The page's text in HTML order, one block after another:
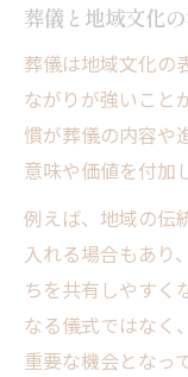
八王子で葬
八王子
葬儀地
八王子
地域文
八王子
葬儀と地域文化
葬儀は地域文化の
ながりが強いこと
慣が葬儀の内容や
意味や価値を付加
例えば、地域の伝
入れる場合もあり
ちを共有しやすく
なる儀式ではなく
重要な機会となっ